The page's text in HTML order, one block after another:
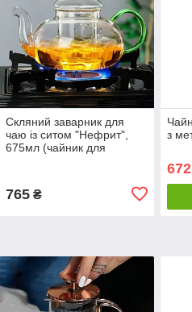
Скляний заварник для
чаю із ситом "Нефрит",
675мл (чайник для
765₴
з
672